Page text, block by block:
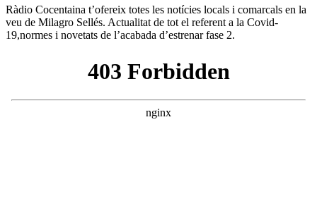
Ràdio Cocentaina t’ofereix totes les notícies locals i comarcals en la
veu de Milagro Sellés. Actualitat de tot el referent a la Covid-
19,normes i novetats de l’acabada d’estrenar fase 2.